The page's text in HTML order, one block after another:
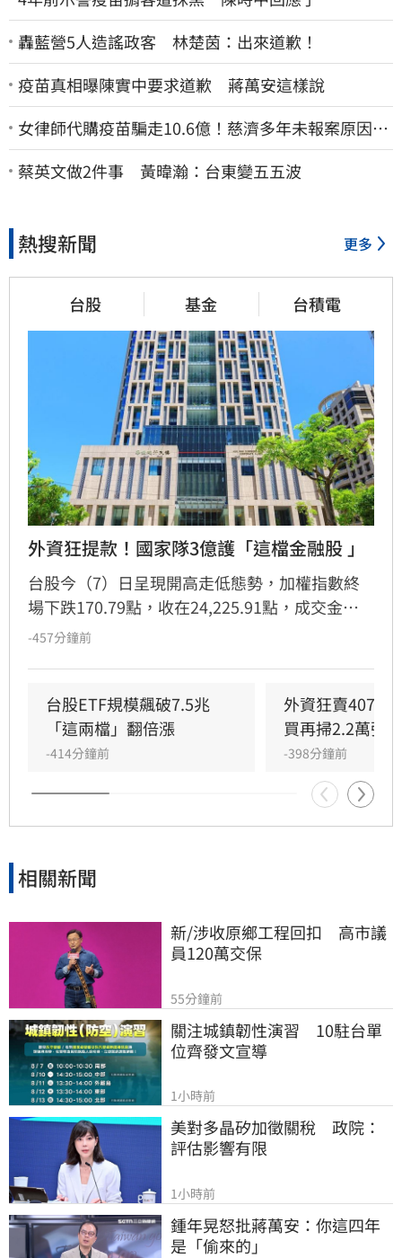
轟藍營5人造謠政客 林楚茵：出來道歉！
疫苗真相曝陳實中要求道歉 蔣萬安這樣說
女律師代購疫苗騙走10.6億！慈濟多年未報案原因
曝：檢警上門才知被騙
蔡英文做2件事 黃暐瀚：台東變五五波
熱搜新聞 更多
台股 基金 台積電
外資狂提款！國家隊3億護「這檔金融股 」
台股今（7）日呈現開高走低態勢，加權指數終
場下跌170.79點，收在24,225.91點，成交金額
逾8,192億元。金融股華南金（2880）雖淪為外
跌，終場微漲0.79%收44.4元。根據玩股網統
計，官股券商今日買超前十大個股，除華南金
外，還包括聯電、群創、第一金等，顯示國家隊
積極進場布局。提醒投資人，股市波動頻繁，投
資決策應審慎評估風險，並自行承擔投資結果。
-457分鐘前
台股ETF規模飆破7.5兆
「這兩檔」翻倍漲
-414分鐘前
外資狂賣407億
買再掃2.2萬張
-398分鐘前
相關新聞
新/涉收原鄉工程回扣　高市議
員120萬交保
55分鐘前
關注城鎮韌性演習　10駐台單
位齊發文宣導
1小時前
美對多晶矽加徵關稅　政院：
評估影響有限
1小時前
鍾年晃怒批蔣萬安：你這四年
是「偷來的」